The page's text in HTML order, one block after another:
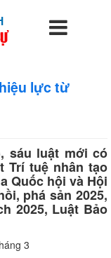
lực từ
sáu luật mới có
Trí tuệ nhân tạo
Quốc hội và Hội
phá sản 2025,
2025, Luật Bảo